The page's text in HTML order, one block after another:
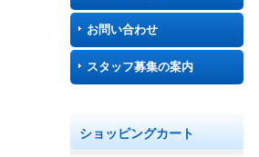
お問い合わせ
スタッフ募集の案内
ショッピングカート